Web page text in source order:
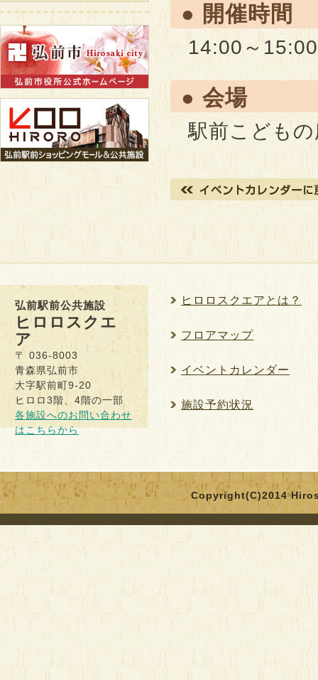
● 開催時間
14:00～15:00
● 会場
駅前こども
弘前駅前公共施設
ヒロロスクエ
ア
〒 036-8003
青森県弘前市
大字駅前町9-20
ヒロロ3階、4階の一部
各施設へのお問い合わせ
はこちらから
ヒロロスクエアとは？
フロアマップ
イベントカレンダー
施設予約状況
Copyright(C)2014